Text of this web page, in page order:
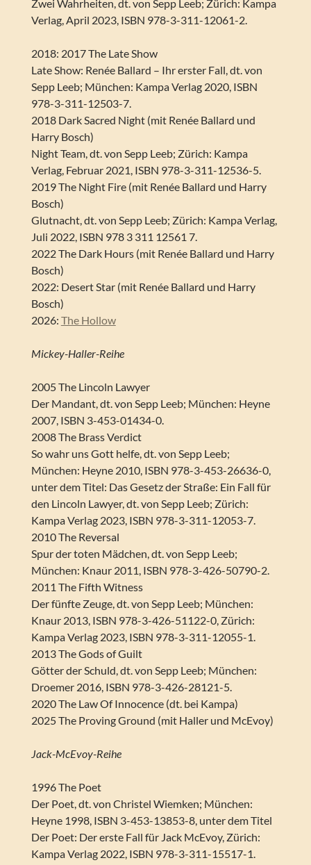
Zwei Wahrheiten, dt. von Sepp Leeb; Zürich: Kampa
Verlag, April 2023, ISBN 978-3-311-12061-2.
2018: 2017 The Late Show
Late Show: Renée Ballard – Ihr erster Fall, dt. von
Sepp Leeb; München: Kampa Verlag 2020, ISBN
978-3-311-12503-7.
2018 Dark Sacred Night (mit Renée Ballard und
Harry Bosch)
Night Team, dt. von Sepp Leeb; Zürich: Kampa
Verlag, Februar 2021, ISBN 978-3-311-12536-5.
2019 The Night Fire (mit Renée Ballard und Harry
Bosch)
Glutnacht, dt. von Sepp Leeb; Zürich: Kampa Verlag,
Juli 2022, ISBN 978 3 311 12561 7.
2022 The Dark Hours (mit Renée Ballard und Harry
Bosch)
2022: Desert Star (mit Renée Ballard und Harry
Bosch)
2026: The Hollow
Mickey-Haller-Reihe
2005 The Lincoln Lawyer
Der Mandant, dt. von Sepp Leeb; München: Heyne
2007, ISBN 3-453-01434-0.
2008 The Brass Verdict
So wahr uns Gott helfe, dt. von Sepp Leeb;
München: Heyne 2010, ISBN 978-3-453-26636-0,
unter dem Titel: Das Gesetz der Straße: Ein Fall für
den Lincoln Lawyer, dt. von Sepp Leeb; Zürich:
Kampa Verlag 2023, ISBN 978-3-311-12053-7.
2010 The Reversal
Spur der toten Mädchen, dt. von Sepp Leeb;
München: Knaur 2011, ISBN 978-3-426-50790-2.
2011 The Fifth Witness
Der fünfte Zeuge, dt. von Sepp Leeb; München:
Knaur 2013, ISBN 978-3-426-51122-0, Zürich:
Kampa Verlag 2023, ISBN 978-3-311-12055-1.
2013 The Gods of Guilt
Götter der Schuld, dt. von Sepp Leeb; München:
Droemer 2016, ISBN 978-3-426-28121-5.
2020 The Law Of Innocence (dt. bei Kampa)
2025 The Proving Ground (mit Haller und McEvoy)
Jack-McEvoy-Reihe
1996 The Poet
Der Poet, dt. von Christel Wiemken; München:
Heyne 1998, ISBN 3-453-13853-8, unter dem Titel
Der Poet: Der erste Fall für Jack McEvoy, Zürich:
Kampa Verlag 2022, ISBN 978-3-311-15517-1.